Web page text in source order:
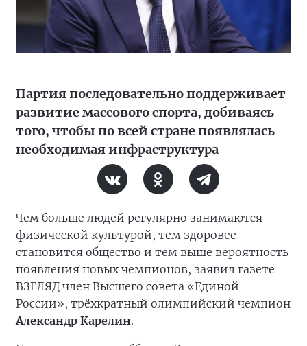
Партия последовательно поддерживает
развитие массового спорта, добиваясь
того, чтобы по всей стране появлялась
необходимая инфраструктура
Чем больше людей регулярно занимаются
физической культурой, тем здоровее
становится общество и тем выше вероятность
появления новых чемпионов, заявил газете
ВЗГЛЯД член Высшего совета «Единой
России», трёхкратный олимпийский чемпион
Александр Карелин.